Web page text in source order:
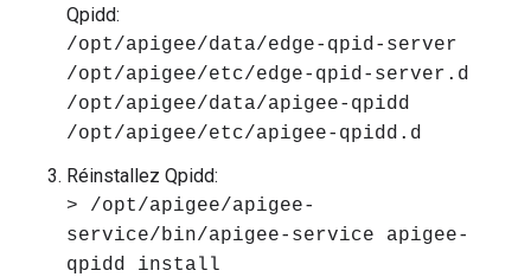
Qpidd:
/opt/apigee/data/edge-qpid-server
/opt/apigee/etc/edge-qpid-server.d
/opt/apigee/data/apigee-qpidd
/opt/apigee/etc/apigee-qpidd.d
Réinstallez Qpidd:
> /opt/apigee/apigee-
service/bin/apigee-service apigee-
qpidd install